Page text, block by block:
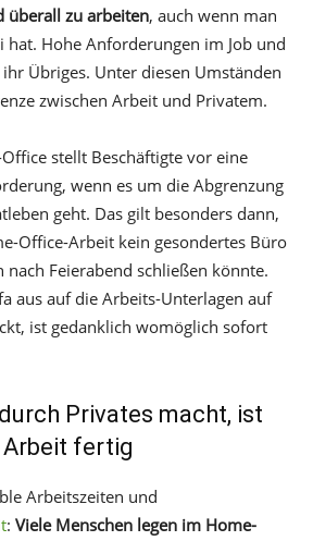
überall zu arbeiten, auch wenn man
hat. Hohe Anforderungen im Job und
Übriges. Unter diesen Umständen
zwischen Arbeit und Privatem.
stellt Beschäftigte vor eine
wenn es um die Abgrenzung
geht. Das gilt besonders dann,
Office-Arbeit kein gesondertes Büro
nach Feierabend schließen könnte.
aus auf die Arbeits-Unterlagen auf
ist gedanklich womöglich sofort
Privates macht, ist
fertig
Arbeitszeiten und
: Viele Menschen legen im Home-